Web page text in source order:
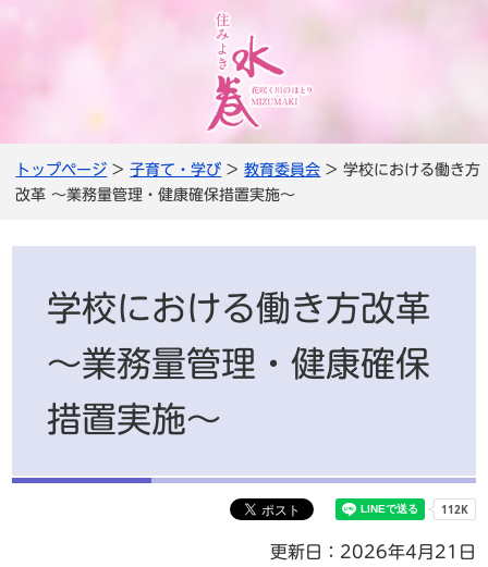
トップページ >子育て・学び >教育委員会 > 学校における働き方
改革 ～業務量管理・健康確保措置実施～
学校における働き方改革
～業務量管理・健康確保
措置実施～
更新日：2026年4月21日